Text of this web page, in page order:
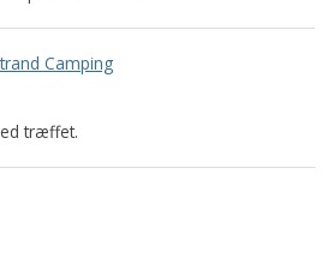
Camping
træffet.